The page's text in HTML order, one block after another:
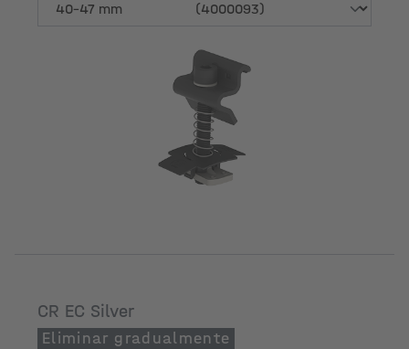
Altura del módulo [mm]
CR EC Silver
Eliminar gradualmente